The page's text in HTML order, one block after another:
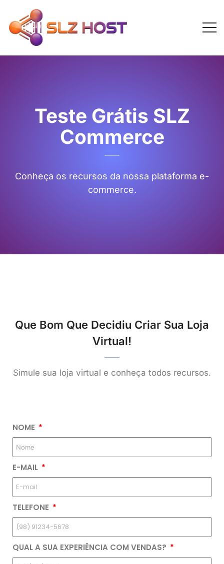
Teste Grátis SLZ
Commerce
Conheça os recursos da nossa plataforma e-
commerce.
Que Bom Que Decidiu Criar Sua Loja
Virtual!
Simule sua loja virtual e conheça todos recursos.
NOME
E-MAIL
TELEFONE
QUAL A SUA EXPERIÊNCIA COM VENDAS?